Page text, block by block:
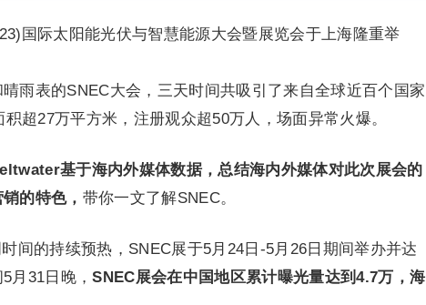
国际太阳能光伏与智慧能源大会暨展览会于上海隆重举
雨表的SNEC大会，三天时间共吸引了来自全球近百个国家
超27万平方米，注册观众超50万人，场面异常火爆。
基于海内外媒体数据，总结海内外媒体对此次展会的
的特色， 带你一文了解SNEC。
间的持续预热，SNEC展于5月24日-5月26日期间举办并达
月31日晚，SNEC展会在中国地区累计曝光量达到4.7万，海